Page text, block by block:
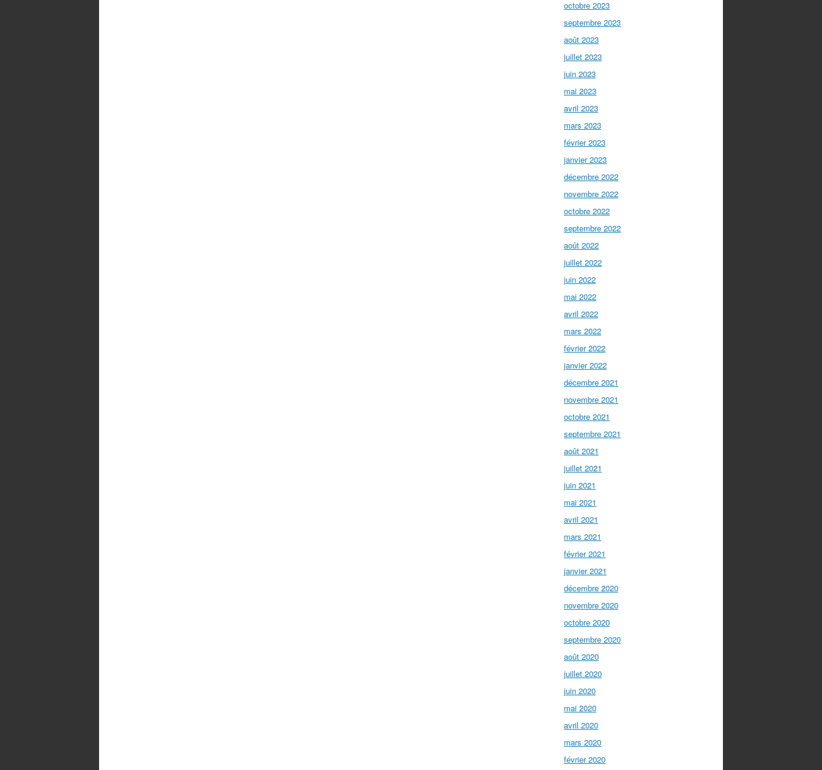
octobre 2023
septembre 2023
août 2023
juillet 2023
juin 2023
mai 2023
avril 2023
mars 2023
février 2023
janvier 2023
décembre 2022
novembre 2022
octobre 2022
septembre 2022
août 2022
juillet 2022
juin 2022
mai 2022
avril 2022
mars 2022
février 2022
janvier 2022
décembre 2021
novembre 2021
octobre 2021
septembre 2021
août 2021
juillet 2021
juin 2021
mai 2021
avril 2021
mars 2021
février 2021
janvier 2021
décembre 2020
novembre 2020
octobre 2020
septembre 2020
août 2020
juillet 2020
juin 2020
mai 2020
avril 2020
mars 2020
février 2020